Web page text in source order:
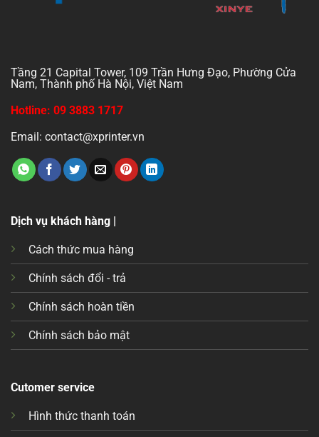
Tầng 21 Capital Tower, 109 Trần Hưng Đạo, Phường Cửa
Nam, Thành phố Hà Nội, Việt Nam
Hotline: 09 3883 1717
Email: contact@xprinter.vn
Dịch vụ khách hàng |
Cách thức mua hàng
Chính sách đổi - trả
Chính sách hoàn tiền
Chính sách bảo mật
Cutomer service
Hình thức thanh toán